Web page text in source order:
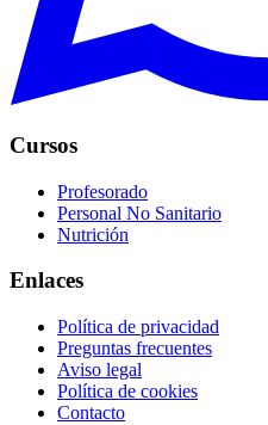
Cursos
Profesorado
Personal No Sanitario
Nutrición
Enlaces
Política de privacidad
Preguntas frecuentes
Aviso legal
Política de cookies
Contacto